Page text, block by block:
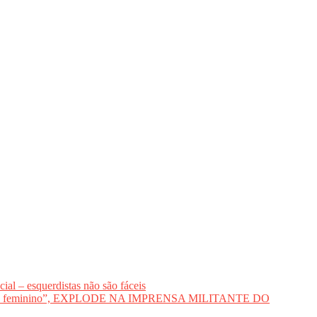
– esquerdistas não são fáceis
feminino”, EXPLODE NA IMPRENSA MILITANTE DO